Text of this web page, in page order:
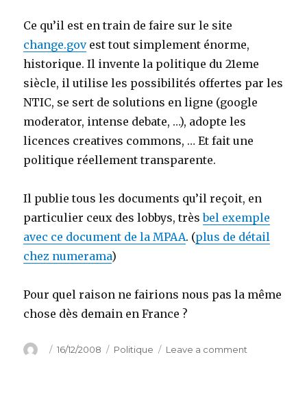
Ce qu’il est en train de faire sur le site
change.govest tout simplement énorme,
historique. Il invente la politique du 21eme
siècle, il utilise les possibilités offertes par les
NTIC, se sert de solutions en ligne (google
moderator, intense debate, …), adopte les
licences creatives commons, … Et fait une
politique réellement transparente.
Il publie tous les documents qu’il reçoit, en
particulier ceux des lobbys, trèsbel exemple
avec ce document de la MPAA. (plus de détail
chez numerama)
Pour quel raison ne fairions nous pas la même
chose dès demain en France ?
Author
Posted
16/12/2008 Categories
Politique Leave a comment